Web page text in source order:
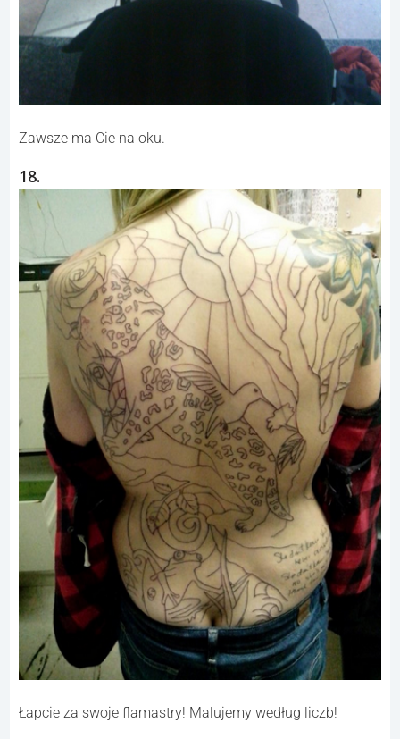
Zawsze ma Cie na oku.
18.
Łapcie za swoje flamastry! Malujemy według liczb!